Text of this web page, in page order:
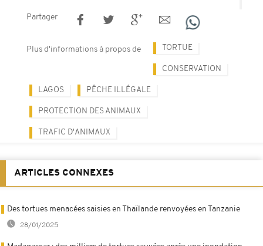
Partager
Plus d'informations à propos de TORTUE
CONSERVATION
LAGOS PÊCHE ILLÉGALE
PROTECTION DES ANIMAUX
TRAFIC D'ANIMAUX
ARTICLES CONNEXES
Des tortues menacées saisies en Thaïlande renvoyées en Tanzanie
28/01/2025